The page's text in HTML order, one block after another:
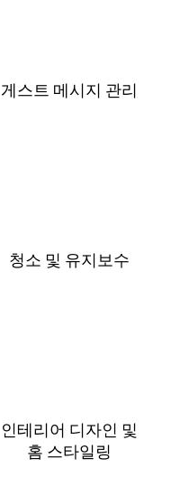
게스트 메⁠시⁠지 관⁠리
청소 및 유지보수
인테리어 디자인 및
홈 스⁠타⁠일⁠링